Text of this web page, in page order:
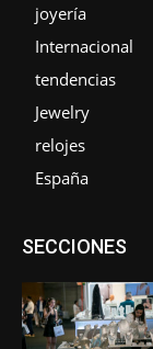
joyería
Internacional
tendencias
Jewelry
relojes
España
SECCIONES
Entrevistas
Mundo